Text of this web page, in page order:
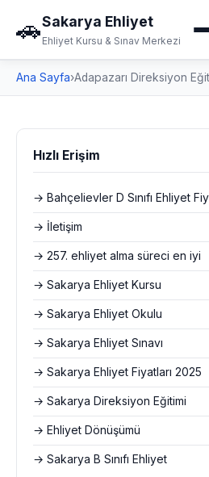
🚗Sakarya Ehliyet
Ehliyet Kursu & Sınav Merkezi
Ana Sayfa›Adapazarı Direksiyon
Hızlı Erişim
→ Bahçelievler D Sınıfı Ehliyet
→ İletişim
→ 257. ehliyet alma süreci en iyi
→ Sakarya Ehliyet Kursu
→ Sakarya Ehliyet Okulu
→ Sakarya Ehliyet Sınavı
→ Sakarya Ehliyet Fiyatları 2025
→ Sakarya Direksiyon Eğitimi
→ Ehliyet Dönüşümü
→ Sakarya B Sınıfı Ehliyet